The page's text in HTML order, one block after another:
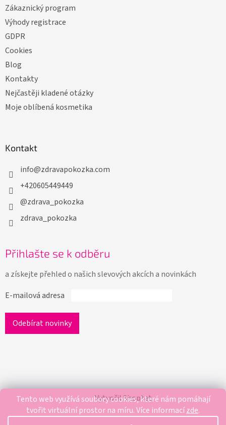
Tento web využívá soubory cookies, které nám pomáhají
tvořit virtuální prostor na míru.Více informacízde.
Zákaznický program
Výhody registrace
GDPR
Cookies
Blog
Kontakty
Nejčastěji kladené otázky
Moje oblíbená kosmetika
Kontakt
info@zdravapokozka.com
+420605449449
@zdrava_pokozka
zdrava_pokozka
Přihlašte se k odběru
a získejte přehled o našich slevových akcích a novinkách
E-mailová adresa
Vytvořil Shoptet